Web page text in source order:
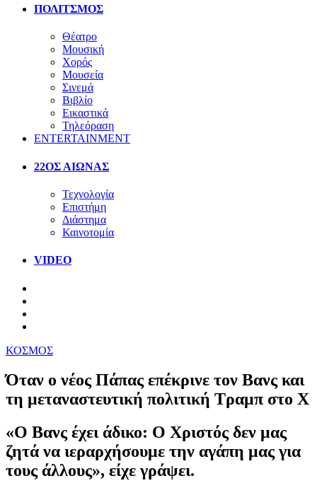
ΠΟΛΙΤΣΜΟΣ
Θέατρο
Μουσική
Χορός
Μουσεία
Σινεμά
Βιβλίο
Εικαστικά
Τηλεόραση
ENTERTAINMENT
22ΟΣ ΑΙΩΝΑΣ
Τεχνολογία
Επιστήμη
Διάστημα
Καινοτομία
VIDEO
ΚΟΣΜΟΣ
Όταν ο νέος Πάπας επέκρινε τον Βανς και
τη μεταναστευτική πολιτική Τραμπ στο Χ
«Ο Βανς έχει άδικο: Ο Χριστός δεν μας
ζητά να ιεραρχήσουμε την αγάπη μας για
τους άλλους», είχε γράψει.